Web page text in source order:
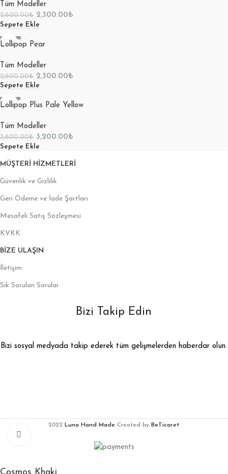
Tüm Modeller
2,600.00₺ 2,300.00₺
Sepete Ekle
-12%
Lollipop Pear
Tüm Modeller
2,600.00₺ 2,300.00₺
Sepete Ekle
-11%
Lollipop Plus Pale Yellow
Tüm Modeller
3,600.00₺ 3,200.00₺
Sepete Ekle
MÜŞTERI HIZMETLERI
Güvenlik ve Gizlilik
Geri Ödeme ve İade Şartları
Mesafeli Satış Sözleşmesi
KVKK
BIZE ULAŞIN
İletişim
Sık Sorulan Sorular
Bizi Takip Edin
Bizi sosyal medyada takip ederek tüm gelişmelerden haberdar olun.
2022 Luna Hand Made Created by BeTicaret